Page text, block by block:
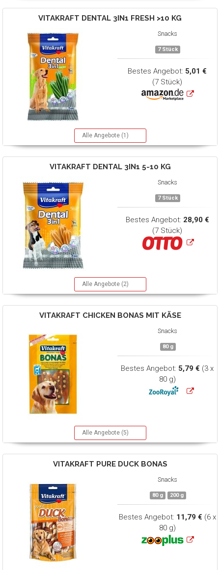
VITAKRAFT DENTAL 3IN1 FRESH >10 KG
Snacks
7 Stück
Bestes Angebot: 5,01 €
(7 Stück)
Alle Angebote (1)
VITAKRAFT DENTAL 3IN1 5-10 KG
Snacks
7 Stück
Bestes Angebot: 28,90 €
(7 Stück)
Alle Angebote (2)
VITAKRAFT CHICKEN BONAS MIT KÄSE
Snacks
80 g
Bestes Angebot: 5,79 € (3 x
80 g)
Alle Angebote (5)
VITAKRAFT PURE DUCK BONAS
Snacks
80 g 200 g
Bestes Angebot: 11,79 € (6 x
80 g)